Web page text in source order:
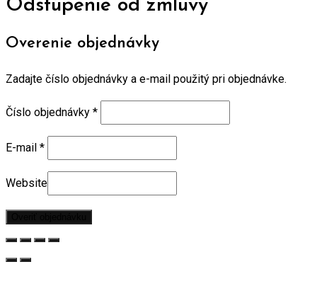
Odstúpenie od zmluvy
Overenie objednávky
Zadajte číslo objednávky a e-mail použitý pri objednávke.
Číslo objednávky *
E-mail *
Website